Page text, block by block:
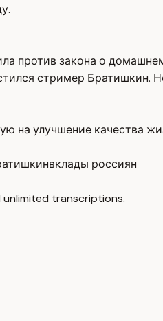
против закона о
стример Братишкин.
на улучшение качества
вклады россиян
unlimited transcriptions.